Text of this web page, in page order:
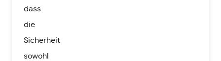
dass
die
Sicherheit
sowohl